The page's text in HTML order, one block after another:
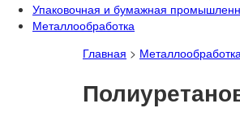
Упаковочная и бумажная
Металлообработка
Главная > Металлообработка